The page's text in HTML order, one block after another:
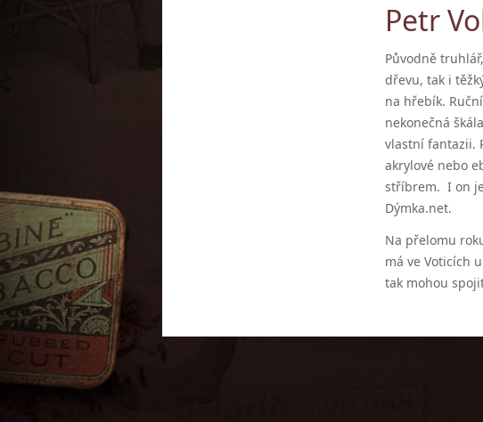
Petr
Původně
dřevu, tak i
na hřebík.
nekonečná
vlastní fantazii.
akrylové nebo
stříbrem. I on
Dýmka.net.
Na přelomu
má ve Voticích
tak mohou